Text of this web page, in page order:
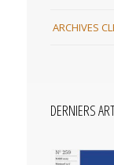
ARCHIVES
DERNIERS